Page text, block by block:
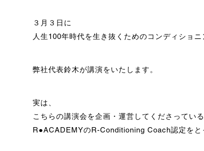
３月３日に
人生100年時代を生き抜くためのコンディショニ
弊社代表鈴木が講演をいたします。
実は、
こちらの講演会を企画・運営してくださってい
R●ACADEMYのR-Conditioning Coach認定をと